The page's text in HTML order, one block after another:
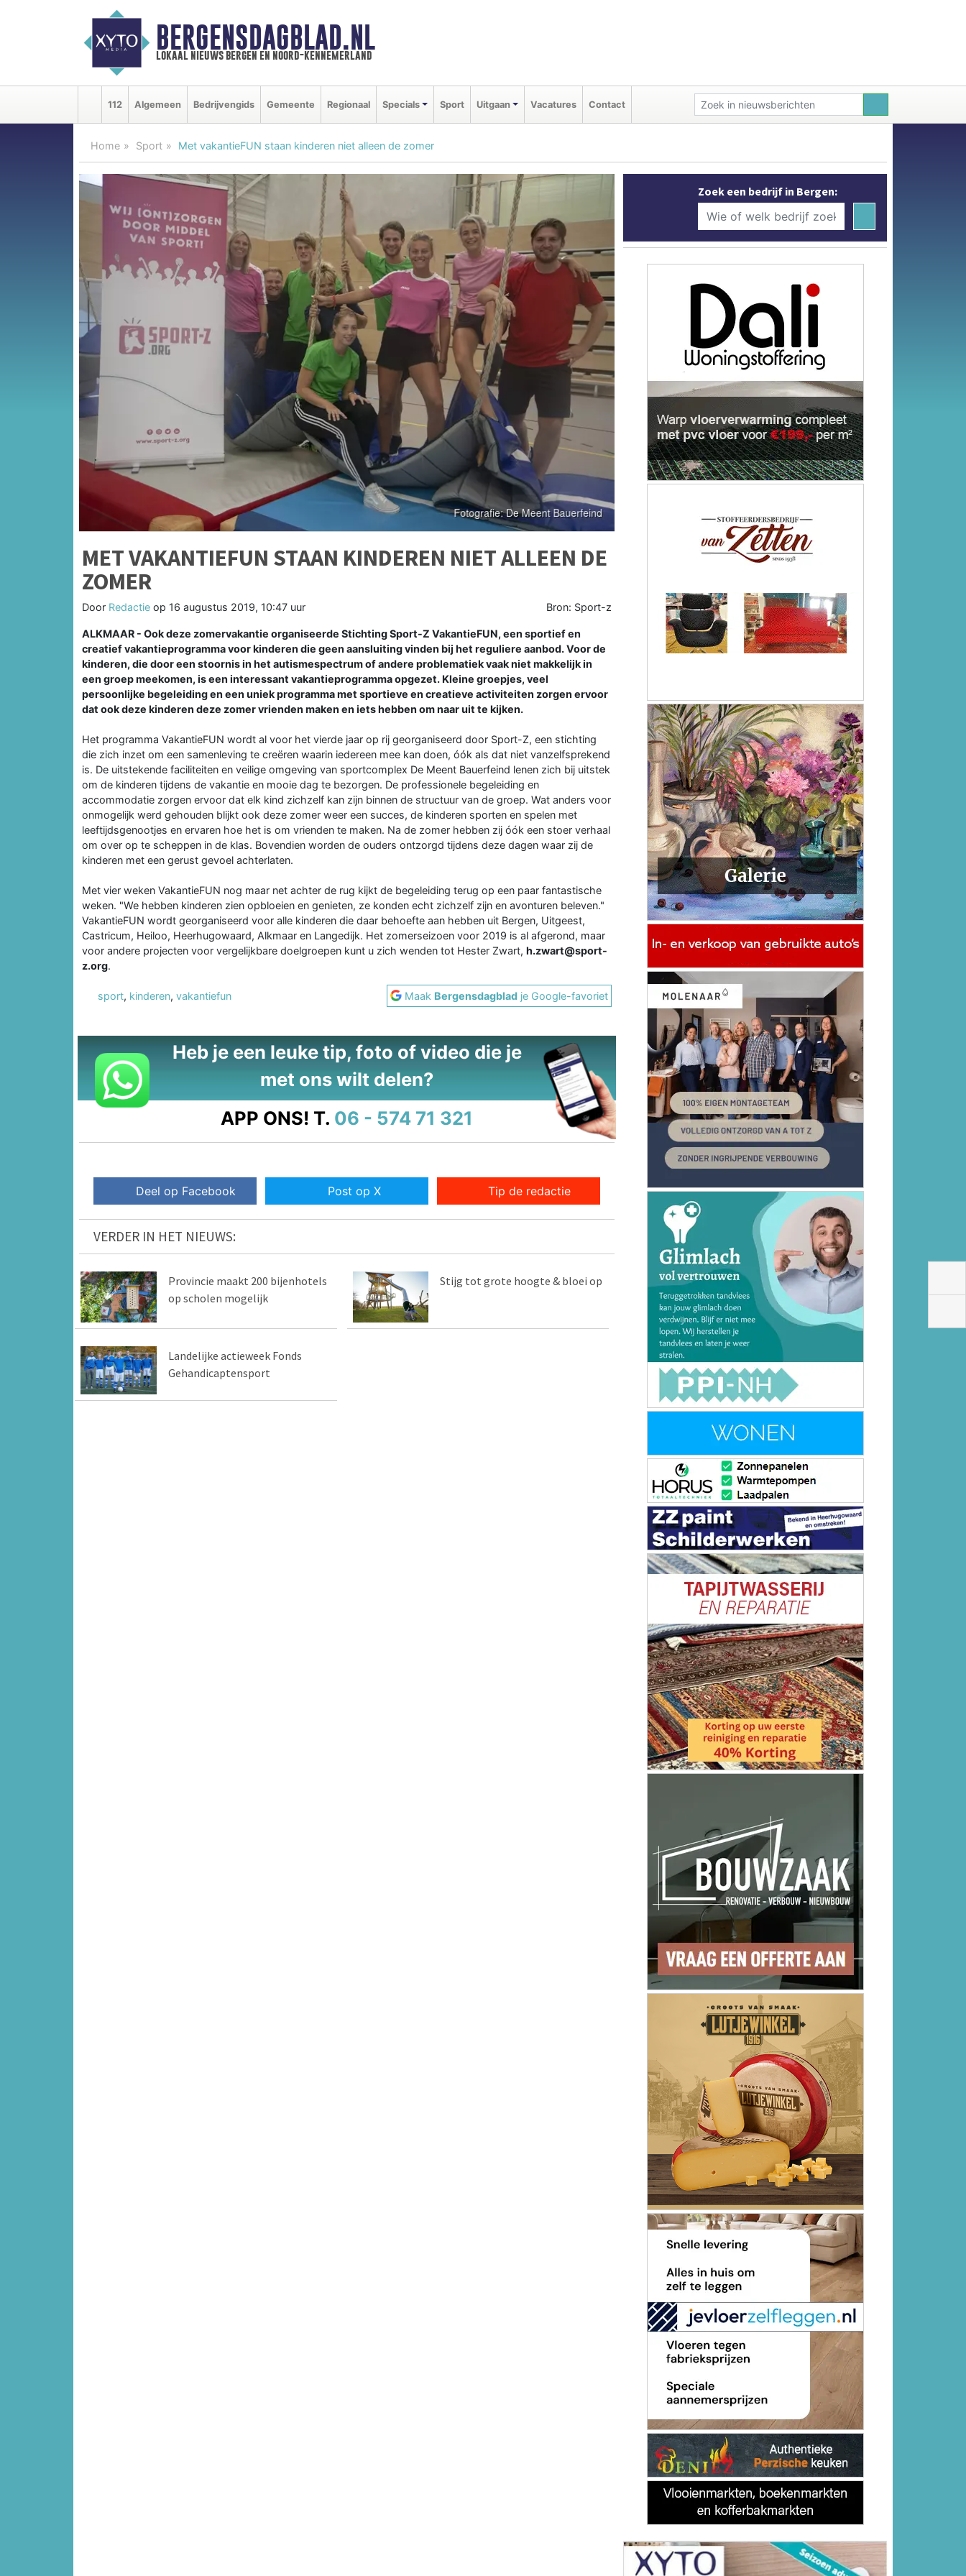
BERGENSDAGBLAD.NL
lokaal nieuws bergen en noord-kennemerland
112 Algemeen Bedrijvengids Gemeente Regionaal Specials Sport Uitgaan Vacatures Contact
Home Sport Met vakantieFUN staan kinderen niet alleen de zomer
MET VAKANTIEFUN STAAN KINDEREN NIET ALLEEN DE
ZOMER
Door Redactie op 16 augustus 2019, 10:47 uur Bron: Sport-z
ALKMAAR - Ook deze zomervakantie organiseerde Stichting Sport-Z VakantieFUN, een sportief en
creatief vakantieprogramma voor kinderen die geen aansluiting vinden bij het reguliere aanbod. Voor de
kinderen, die door een stoornis in het autismespectrum of andere problematiek vaak niet makkelijk in
een groep meekomen, is een interessant vakantieprogramma opgezet. Kleine groepjes, veel
persoonlijke begeleiding en een uniek programma met sportieve en creatieve activiteiten zorgen ervoor
dat ook deze kinderen deze zomer vrienden maken en iets hebben om naar uit te kijken.
Het programma VakantieFUN wordt al voor het vierde jaar op rij georganiseerd door Sport-Z, een stichting
die zich inzet om een samenleving te creëren waarin iedereen mee kan doen, óók als dat niet vanzelfsprekend
is. De uitstekende faciliteiten en veilige omgeving van sportcomplex De Meent Bauerfeind lenen zich bij uitstek
om de kinderen tijdens de vakantie en mooie dag te bezorgen. De professionele begeleiding en
accommodatie zorgen ervoor dat elk kind zichzelf kan zijn binnen de structuur van de groep. Wat anders voor
onmogelijk werd gehouden blijkt ook deze zomer weer een succes, de kinderen sporten en spelen met
leeftijdsgenootjes en ervaren hoe het is om vrienden te maken. Na de zomer hebben zij óók een stoer verhaal
om over op te scheppen in de klas. Bovendien worden de ouders ontzorgd tijdens deze dagen waar zij de
kinderen met een gerust gevoel achterlaten.
Met vier weken VakantieFUN nog maar net achter de rug kijkt de begeleiding terug op een paar fantastische
weken. "We hebben kinderen zien opbloeien en genieten, ze konden echt zichzelf zijn en avonturen beleven."
VakantieFUN wordt georganiseerd voor alle kinderen die daar behoefte aan hebben uit Bergen, Uitgeest,
Castricum, Heiloo, Heerhugowaard, Alkmaar en Langedijk. Het zomerseizoen voor 2019 is al afgerond, maar
voor andere projecten voor vergelijkbare doelgroepen kunt u zich wenden tot Hester Zwart, h.zwart@sport-
z.org.
sport, kinderen, vakantiefun Maak Bergensdagblad je Google-favoriet
Heb je een leuke tip, foto of video die je
met ons wilt delen?
APP ONS! T. 06 - 574 71 321
Deel op Facebook Post op X Tip de redactie
VERDER IN HET NIEUWS:
Provincie maakt 200 bijenhotels
op scholen mogelijk
Stijg tot grote hoogte & bloei op
Landelijke actieweek Fonds
Gehandicaptensport
Zoek een bedrijf in Bergen: